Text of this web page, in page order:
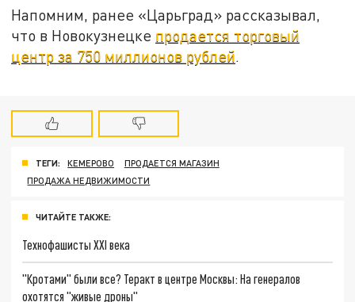
Напомним, ранее «Царьград» рассказывал,
что в Новокузнецке продается торговый
центр за 750 миллионов рублей.
ТЕГИ: КЕМЕРОВО
ПРОДАЕТСЯ МАГАЗИН
ПРОДАЖА НЕДВИЖИМОСТИ
ЧИТАЙТЕ ТАКЖЕ:
Технофашисты XXI века
"Кротами" были все? Теракт в центре Москвы: На генералов
охотятся "живые дроны"